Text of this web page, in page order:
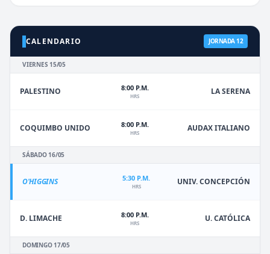
CALENDARIO JORNADA 12
VIERNES 15/05
PALESTINO 8:00 P.M.
HRS LA SERENA
COQUIMBO UNIDO 8:00 P.M.
HRS AUDAX ITALIANO
SÁBADO 16/05
O'HIGGINS 5:30 P.M.
HRS UNIV. CONCEPCIÓN
D. LIMACHE 8:00 P.M.
HRS U. CATÓLICA
DOMINGO 17/05